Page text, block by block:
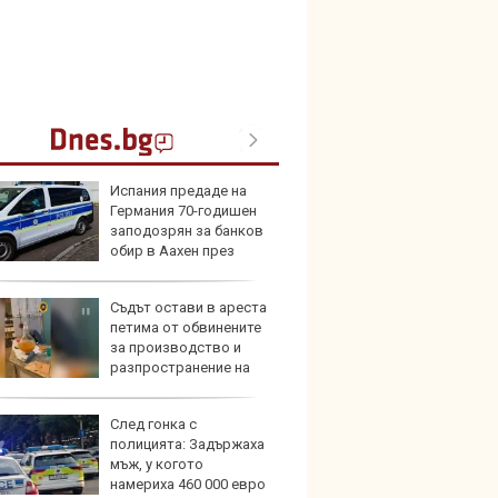
Испания предаде на
Германия 70-годишен
заподозрян за банков
обир в Аахен през
Съдът остави в ареста
петима от обвинените
за производство и
разпространение на
След гонка с
полицията: Задържаха
мъж, у когото
намериха 460 000 евро